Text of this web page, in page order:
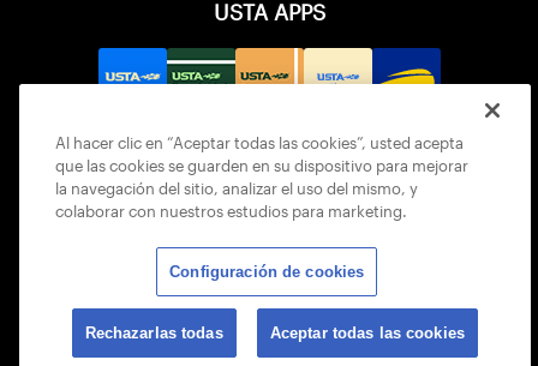
USTA APPS
© 2026 USTA ALL RIGHTS RESERVED
Al hacer clic en “Aceptar todas las cookies”, usted acepta
que las cookies se guarden en su dispositivo para mejorar
la navegación del sitio, analizar el uso del mismo, y
colaborar con nuestros estudios para marketing.
Configuración de cookies
Rechazarlas todas Aceptar todas las cookies